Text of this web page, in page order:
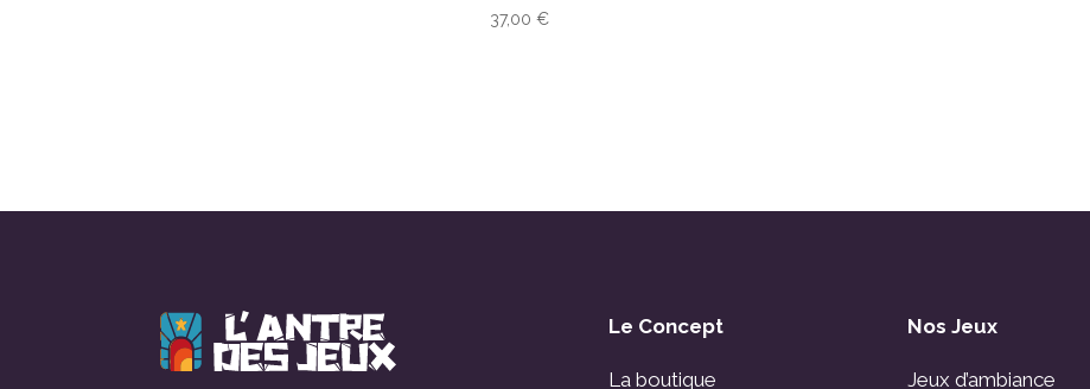
37,00€
Le Concept
La boutique
Nos Jeux
Jeux d’ambiance